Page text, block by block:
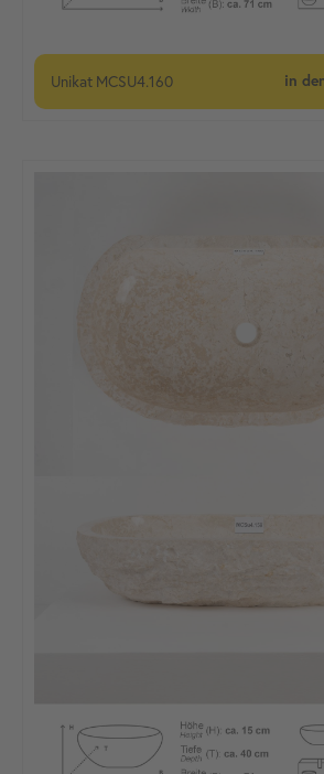
Unikat MCSU4.160 in